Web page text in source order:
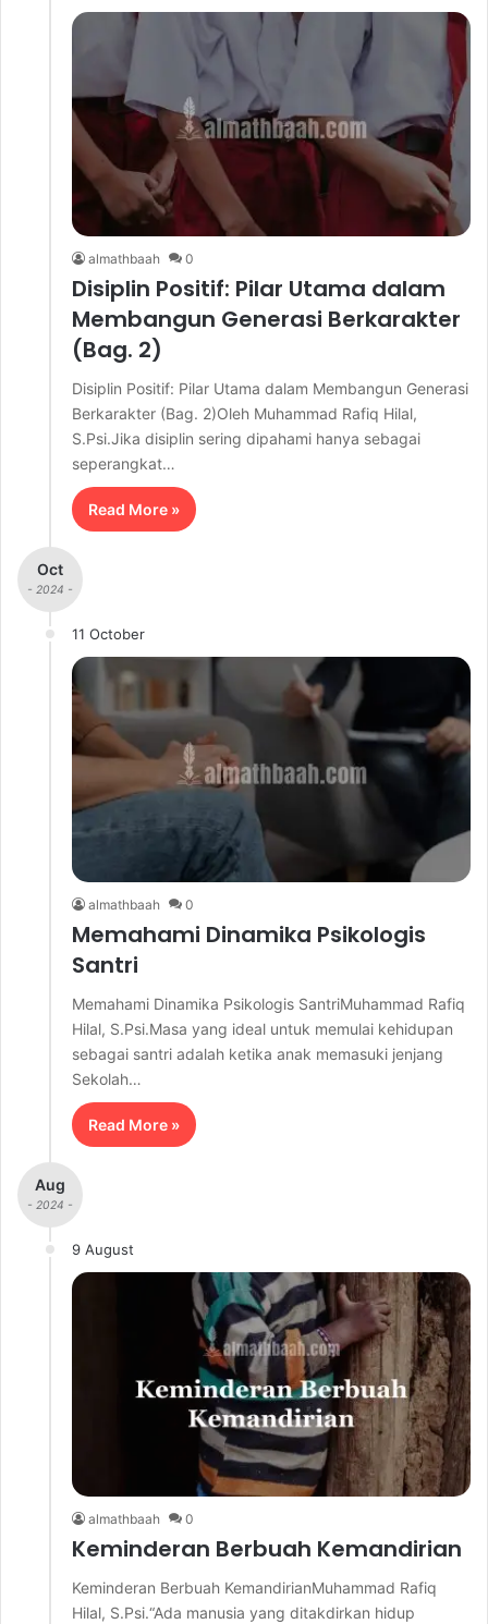
almathbaah 0
Disiplin Positif: Pilar Utama dalam
Membangun Generasi Berkarakter
(Bag. 2)
Disiplin Positif: Pilar Utama dalam Membangun Generasi
Berkarakter (Bag. 2)Oleh Muhammad Rafiq Hilal,
S.Psi.Jika disiplin sering dipahami hanya sebagai
seperangkat…
Read More »
Oct
- 2024 -
11 October
almathbaah 0
Memahami Dinamika Psikologis
Santri
Memahami Dinamika Psikologis SantriMuhammad Rafiq
Hilal, S.Psi.Masa yang ideal untuk memulai kehidupan
sebagai santri adalah ketika anak memasuki jenjang
Sekolah…
Read More »
Aug
- 2024 -
9 August
almathbaah 0
Keminderan Berbuah Kemandirian
Keminderan Berbuah KemandirianMuhammad Rafiq
Hilal, S.Psi.“Ada manusia yang ditakdirkan hidup